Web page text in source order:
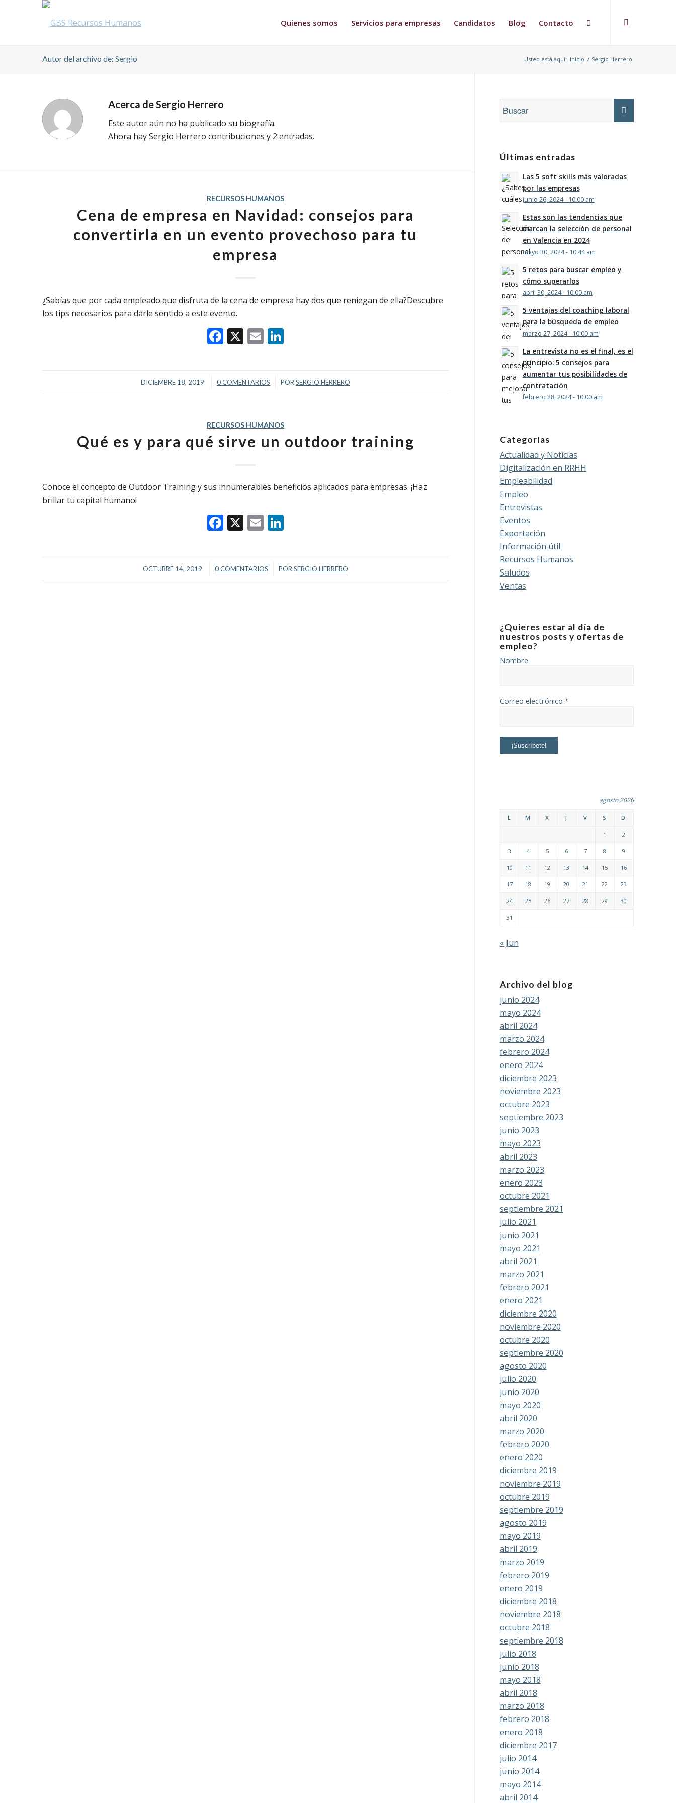
Quienes somos Servicios para empresas Candidatos Blog Contacto
Autor del archivo de: Sergio Usted está aquí: Inicio / Sergio Herrero
Acerca deSergio Herrero
Este autor aún no ha publicado su biografía.
Ahora haySergio Herrero contribuciones y 2 entradas.
RECURSOS HUMANOS
Cena de empresa en Navidad: consejos para
convertirla en un evento provechoso para tu
empresa
¿Sabías que por cada empleado que disfruta de la cena de empresa hay dos que reniegan de ella?Descubre
los tips necesarios para darle sentido a este evento.
Facebook
X Email
DICIEMBRE 18, 2019
/ 0 COMENTARIOS
/ PORSERGIO HERRERO
RECURSOS HUMANOS
Qué es y para qué sirve un outdoor training
Conoce el concepto de Outdoor Training y sus innumerables beneficios aplicados para empresas. ¡Haz
brillar tu capital humano!
Facebook
X Email
OCTUBRE 14, 2019
/ 0 COMENTARIOS
/ PORSERGIO HERRERO
Últimas entradas
Las 5 soft skills más valoradas
por las empresas
junio 26, 2024 - 10:00 am
Estas son las tendencias que
marcan la selección de personal
en Valencia en 2024
mayo 30, 2024 - 10:44 am
5 retos para buscar empleo y
cómo superarlos
abril 30, 2024 - 10:00 am
5 ventajas del coaching laboral
para la búsqueda de empleo
marzo 27, 2024 - 10:00 am
La entrevista no es el final, es el
principio: 5 consejos para
aumentar tus posibilidades de
contratación
febrero 28, 2024 - 10:00 am
Categorías
Actualidad y Noticias
Digitalización en RRHH
Empleabilidad
Empleo
Entrevistas
Eventos
Exportación
Información útil
Recursos Humanos
Saludos
Ventas
¿Quieres estar al día de
nuestros posts y ofertas de
empleo?
Nombre
Correo electrónico *
agosto 2026
L M X J V S D
1 2
3 4 5 6 7 8 9
10 11 12 13 14 15 16
17 18 19 20 21 22 23
24 25 26 27 28 29 30
31
« Jun
Archivo del blog
junio 2024
mayo 2024
abril 2024
marzo 2024
febrero 2024
enero 2024
diciembre 2023
noviembre 2023
octubre 2023
septiembre 2023
junio 2023
mayo 2023
abril 2023
marzo 2023
enero 2023
octubre 2021
septiembre 2021
julio 2021
junio 2021
mayo 2021
abril 2021
marzo 2021
febrero 2021
enero 2021
diciembre 2020
noviembre 2020
octubre 2020
septiembre 2020
agosto 2020
julio 2020
junio 2020
mayo 2020
abril 2020
marzo 2020
febrero 2020
enero 2020
diciembre 2019
noviembre 2019
octubre 2019
septiembre 2019
agosto 2019
mayo 2019
abril 2019
marzo 2019
febrero 2019
enero 2019
diciembre 2018
noviembre 2018
octubre 2018
septiembre 2018
julio 2018
junio 2018
mayo 2018
abril 2018
marzo 2018
febrero 2018
enero 2018
diciembre 2017
julio 2014
junio 2014
mayo 2014
abril 2014